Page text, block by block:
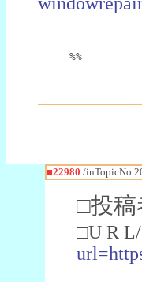
%%
■22980 /
□投稿
□U R L/